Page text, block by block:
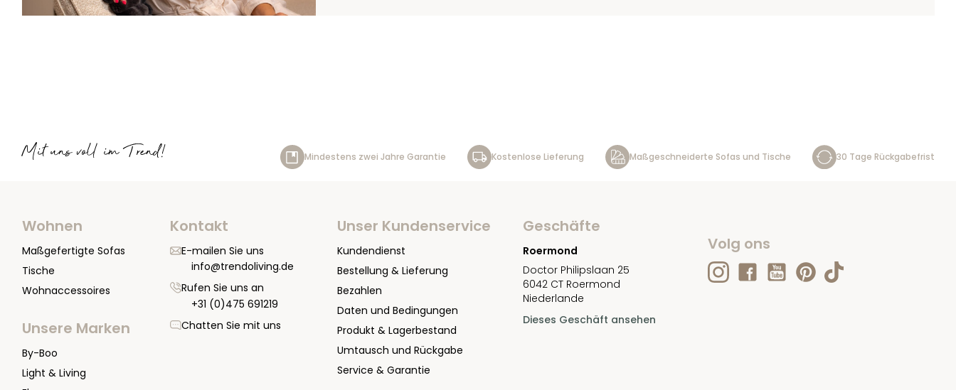
Mit uns voll im Trend! Mindestens zwei Jahre Garantie Kostenlose Lieferung Maßgeschneiderte Sofas und Tische 30 Tage Rückgabefrist
Wohnen
Maßgefertigte Sofas
Tische
Wohnaccessoires
Unsere Marken
By-Boo
Light & Living
Kontakt
E-mailen Sie uns
info@trendoliving.de
Rufen Sie uns an
+31 (0)475 691219
Chatten Sie mit uns
Unser Kundenservice
Kundendienst
Bestellung & Lieferung
Bezahlen
Daten und Bedingungen
Produkt & Lagerbestand
Umtausch und Rückgabe
Service & Garantie
Geschäfte
Roermond
Doctor Philipslaan 25
6042 CT Roermond
Niederlande
Dieses Geschäft ansehen
Volg ons